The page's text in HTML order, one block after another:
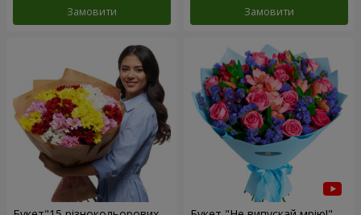
Замовити Замовити